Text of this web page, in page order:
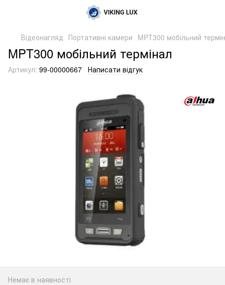
Відеонагляд Портативні камери MPT300 мобільний
MPT300 мобільний термінал
Артикул: 99-00000667 Написати відгук
Немає в наявності